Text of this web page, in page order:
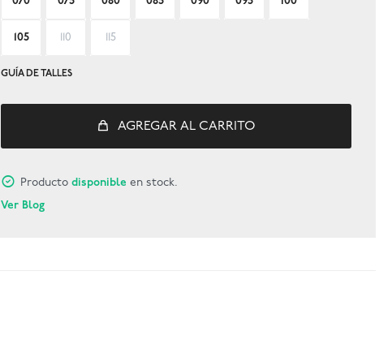
105 110 115
GUÍA DE TALLES
AGREGAR AL CARRITO
Productodisponible en stock.
Ver Blog